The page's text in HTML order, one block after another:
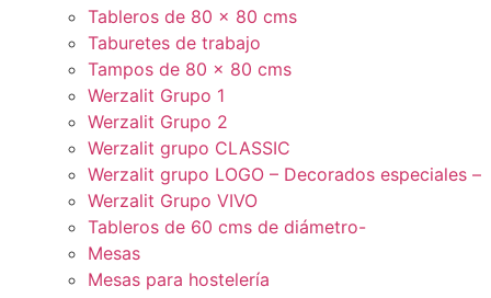
Tableros de 80 x 80 cms
Taburetes de trabajo
Tampos de 80 x 80 cms
Werzalit Grupo 1
Werzalit Grupo 2
Werzalit grupo CLASSIC
Werzalit grupo LOGO – Decorados especiales –
Werzalit Grupo VIVO
Tableros de 60 cms de diámetro-
Mesas
Mesas para hostelería